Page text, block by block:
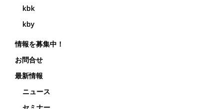
kbk
kby
情報を募集中！
お問合せ
最新情報
ニュース